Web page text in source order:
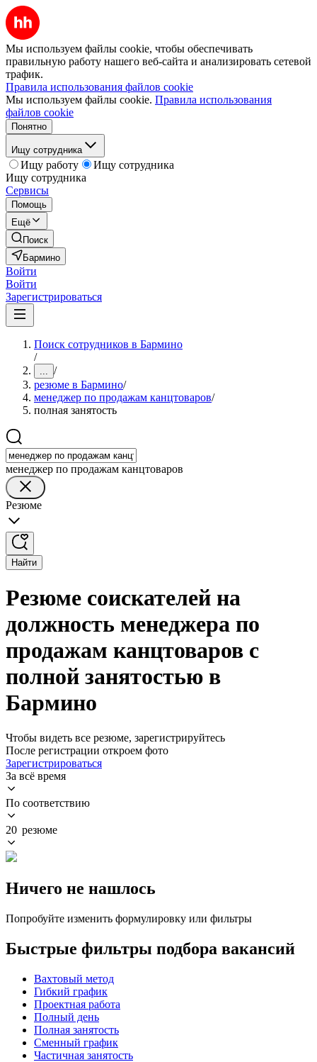
Мы используем файлы cookie, чтобы обеспечивать
правильную работу нашего веб-сайта и анализировать сетевой
трафик.
Правила использования файлов cookie
Мы используем файлы cookie. Правила использования
файлов cookie
Понятно
Ищу сотрудника
Ищу работу
Ищу сотрудника
Ищу сотрудника
Сервисы
Помощь
Ещё
Поиск
Бармино
Войти
Войти
Зарегистрироваться
Поиск сотрудников в Бармино
/
... /
резюме в Бармино/
менеджер по продажам канцтоваров/
полная занятость
менеджер по продажам канцтоваров
Резюме
Найти
Резюме соискателей на
должность менеджера по
продажам канцтоваров с
полной занятостью в
Бармино
Чтобы видеть все резюме, зарегистрируйтесь
После регистрации откроем фото
Зарегистрироваться
За всё время
По соответствию
20 резюме
Ничего не нашлось
Попробуйте изменить формулировку или фильтры
Быстрые фильтры подбора вакансий
Вахтовый метод
Гибкий график
Проектная работа
Полный день
Полная занятость
Сменный график
Частичная занятость